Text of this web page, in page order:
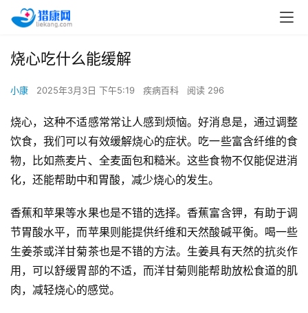
烧心吃什么能缓解
小康 2025年3月3日 下午5:19 疾病百科 阅读 296
烧心，这种不适感常常让人感到烦恼。好消息是，通过调整
饮食，我们可以有效缓解烧心的症状。吃一些富含纤维的食
物，比如燕麦片、全麦面包和糙米。这些食物不仅能促进消
化，还能帮助中和胃酸，减少烧心的发生。
香蕉和苹果等水果也是不错的选择。香蕉富含钾，有助于调
节胃酸水平，而苹果则能提供纤维和天然酸碱平衡。喝一些
生姜茶或洋甘菊茶也是不错的方法。生姜具有天然的抗炎作
用，可以舒缓胃部的不适，而洋甘菊则能帮助放松食道的肌
肉，减轻烧心的感觉。